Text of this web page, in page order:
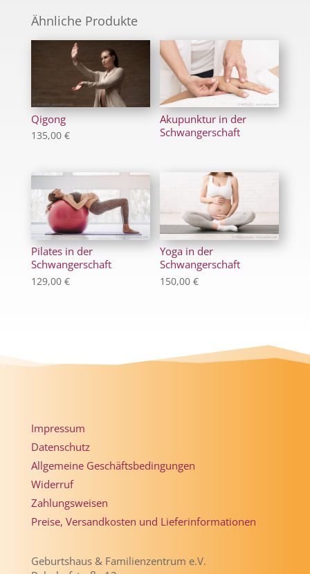
Ähnliche Produkte
Qigong
135,00 €
Akupunktur in der
Schwanger­schaft
Pilates in der
Schwangerschaft
129,00 €
Yoga in der
Schwangerschaft
150,00€
Impressum
Datenschutz
Allgemeine Geschäftsbedingungen
Widerruf
Zahlungsweisen
Preise, Versandkosten und Lieferinformationen
Geburtshaus & Familienzentrum e.V.